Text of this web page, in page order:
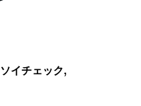
ソイチェック,